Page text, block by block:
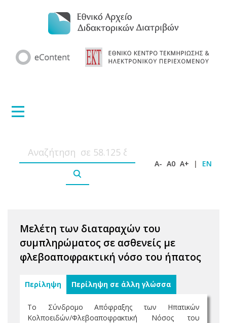
A- A0 A+ | EN
Μελέτη των διαταραχών του
συμπληρώματος σε ασθενείς με
φλεβοαποφρακτική νόσο του ήπατος
Περίληψη Περίληψη σε άλλη γλώσσα
Το Σύνδρομο Απόφραξης των Ηπατικών
Κολποειδών/Φλεβοαποφρακτική Νόσος του